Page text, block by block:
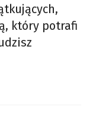
który potrafi